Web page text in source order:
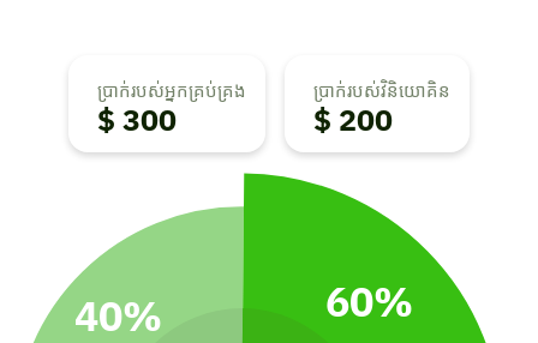
60%
40%
ប្រាក់របស់អ្នកគ្រប់គ្រង
$ 300
ប្រាក់របស់វិនិយោគិន
$ 200